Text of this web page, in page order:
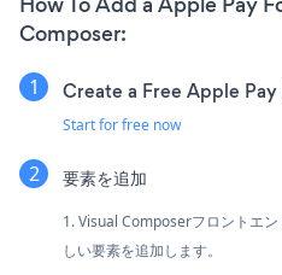
Composer:
Create a Free Apple
Start for free now
要素を追加
1. Visual Composerフロントエ
しい要素を追加します。